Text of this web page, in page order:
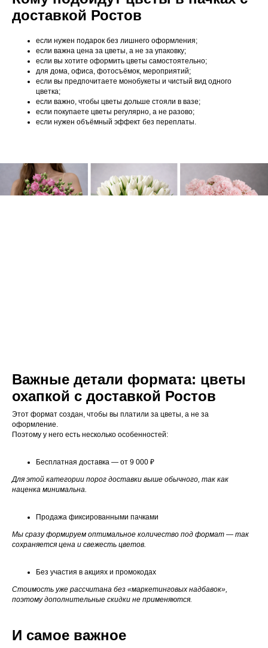
доставкой Ростов
если нужен подарок без лишнего оформления;
если важна цена за цветы, а не за упаковку;
если вы хотите оформить цветы самостоятельно;
для дома, офиса, фотосъёмок, мероприятий;
если вы предпочитаете монобукеты и чистый вид одного
цветка;
если важно, чтобы цветы дольше стояли в вазе;
если покупаете цветы регулярно, а не разово;
если нужен объёмный эффект без переплаты.
Важные детали формата: цветы
охапкой с доставкой Ростов
Этот формат создан, чтобы вы платили за цветы, а не за
оформление.
Поэтому у него есть несколько особенностей:
Бесплатная доставка — от 9 000 ₽
Для этой категории порог доставки выше обычного, так как
наценка минимальна.
Продажа фиксированными пачками
Мы сразу формируем оптимальное количество под формат — так
сохраняется цена и свежесть цветов.
Без участия в акциях и промокодах
Стоимость уже рассчитана без «маркетинговых надбавок»,
поэтому дополнительные скидки не применяются.
И самое важное